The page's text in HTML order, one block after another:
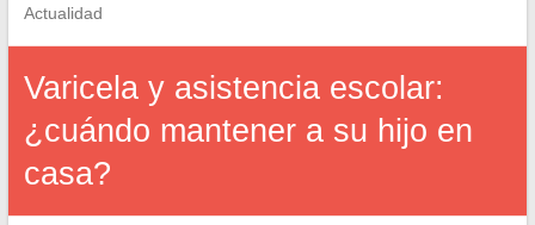
Actualidad
Varicela y asistencia escolar:
¿cuándo mantener a su hijo en
casa?